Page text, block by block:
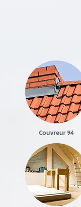
Couvreur 94